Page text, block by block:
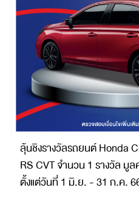
ลุ้นชิงรางวัลรถยนต์ Honda
RS CVT จำนวน 1 รางวัล มู
ตั้งแต่วันที่ 1 มิ.ย. - 31 ก.ค.